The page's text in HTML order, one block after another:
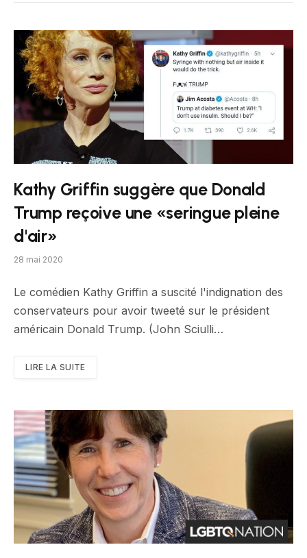
Kathy Griffin suggère que Donald
Trump reçoive une «seringue pleine
d'air»
28 mai 2020
Le comédien Kathy Griffin a suscité l'indignation des
conservateurs pour avoir tweeté sur le président
américain Donald Trump. (John Sciulli…
LIRE LA SUITE